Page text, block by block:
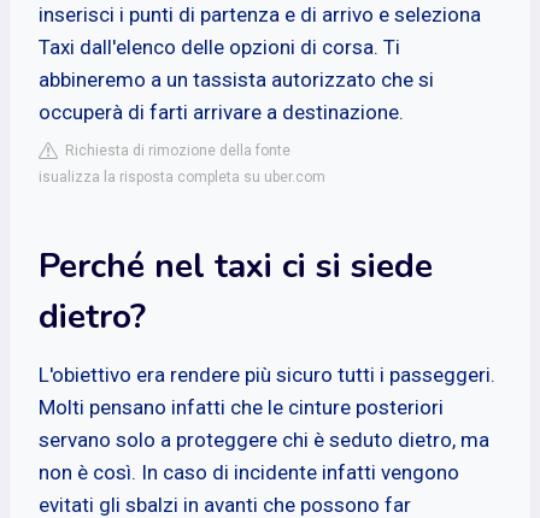
inserisci i punti di partenza e di arrivo e seleziona
Taxi dall'elenco delle opzioni di corsa. Ti
abbineremo a un tassista autorizzato che si
occuperà di farti arrivare a destinazione.
Richiesta di rimozione della fonte
isualizza la risposta completa su uber.com
Perché nel taxi ci si siede
dietro?
L'obiettivo era rendere più sicuro tutti i passeggeri.
Molti pensano infatti che le cinture posteriori
servano solo a proteggere chi è seduto dietro, ma
non è così. In caso di incidente infatti vengono
evitati gli sbalzi in avanti che possono far